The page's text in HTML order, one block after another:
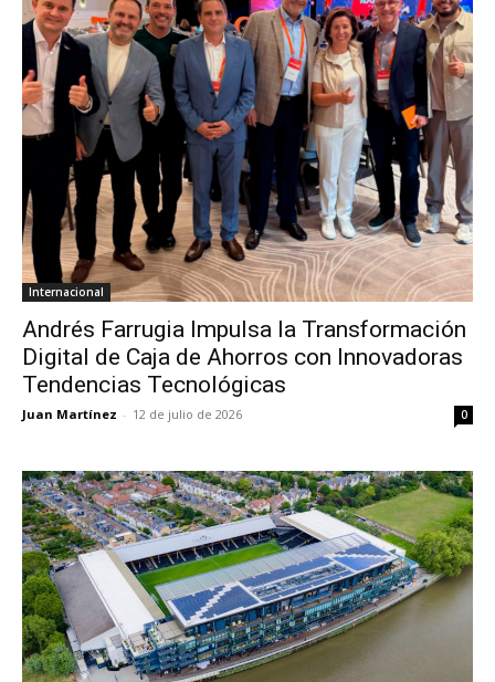
Internacional
Andrés Farrugia Impulsa la Transformación
Digital de Caja de Ahorros con Innovadoras
Tendencias Tecnológicas
Juan Martínez - 12 de julio de 2026 0